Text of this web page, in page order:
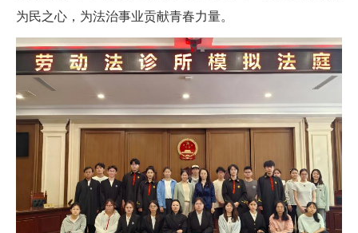
为民之心，为法治事业贡献青春力量。